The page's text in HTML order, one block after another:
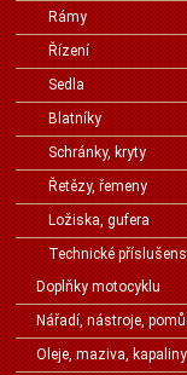
Rámy
Řízení
Sedla
Blatníky
Schránky, kryty
Řetězy, řemeny
Ložiska, gufera
Technické
Doplňky motocyklu
Nářadí, nástroje,
Oleje, maziva, kapaliny